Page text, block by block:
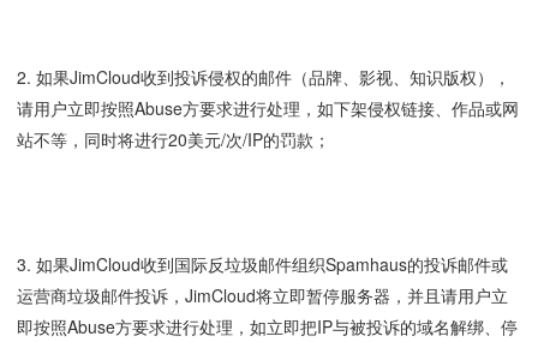
2. 如果JimCloud收到投诉侵权的邮件（品牌、影视、知识版权），
请用户立即按照Abuse方要求进行处理，如下架侵权链接、作品或网
站不等，同时将进行20美元/次/IP的罚款；
3. 如果JimCloud收到国际反垃圾邮件组织Spamhaus的投诉邮件或
运营商垃圾邮件投诉，JimCloud将立即暂停服务器，并且请用户立
即按照Abuse方要求进行处理，如立即把IP与被投诉的域名解绑、停